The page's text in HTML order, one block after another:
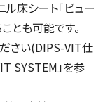
床シート「ビュー
とも可能です。
ださい(DIPS-VIT仕
SYSTEM」を参